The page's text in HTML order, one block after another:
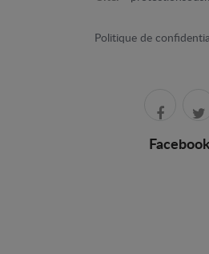
Politique de